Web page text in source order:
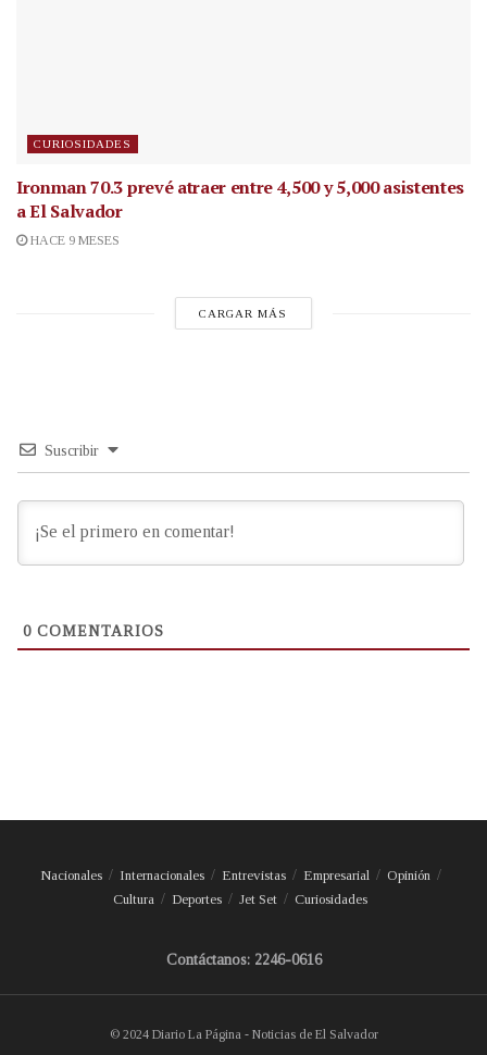
CURIOSIDADES
Ironman 70.3 prevé atraer entre 4,500 y 5,000 asistentes
a El Salvador
HACE 9 MESES
CARGAR MÁS
Suscribir
0 COMENTARIOS
Nacionales Internacionales Entrevistas Empresarial
Opinión
Cultura
Deportes Jet Set Curiosidades
Contáctanos: 2246-0616
© 2024 Diario La Página - Noticias de El Salvador